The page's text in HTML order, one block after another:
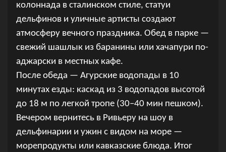
колоннада в сталинском стиле, статуи
дельфинов и уличные артисты создают
атмосферу вечного праздника. Обед в парке —
свежий шашлык из баранины или хачапури по-
аджарски в местных кафе.
После обеда — Агурские водопады в 10
минутах езды: каскад из 3 водопадов высотой
до 18 м по легкой тропе (30–40 мин пешком).
Вечером вернитесь в Ривьеру на шоу в
дельфинарии и ужин с видом на море —
морепродукты или кавказские блюда. Итог